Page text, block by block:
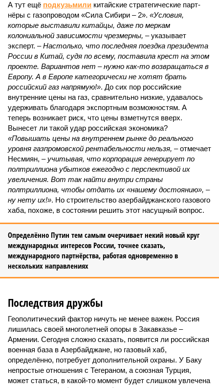
А тут ещё подкузьмили китайские стратегические парт­
нёры с газопроводом «Сила Сибири – 2». «Условия,
которые выставили китайцы, даже по меркам
колониальной зависимости чрезмерны, – указывает
эксперт. –Настолько, что последняя поездка президента
России в Китай, судя по всему, поставила крест на этом
проекте. Вариантов нет – нужно как-то возвращаться в
Европу. А в Европе категорически не хотят брать
российский газ напрямую!». До сих пор российские
внутренние цены на газ, сравнительно низкие, удавалось
удерживать благодаря экспортным возможностям. А
теперь возникает риск, что цены взметнутся вверх.
Вынесет ли такой удар российская экономика?
«Повышать цены на внутреннем рынке до реального
уровня газпромовской рентабельности нельзя, – отмечает
Несмиян, –учитывая, что корпорация генерирует по
полтриллиона убытков ежегодно с перспективой их
увеличения. Вот так найти внутри страны
полтриллиона, чтобы отдать их «нашему достоянию», –
ну нету их!». Но строительство азербайджанского газового
хаба, похоже, в состоянии решить этот насущный вопрос.
Определённо Путин тем самым очерчивает некий новый круг
международных интересов России, точнее сказать,
международного партнёрства, работая одновременно в
нескольких направлениях
Последствия дружбы
Геополитический фактор ничуть не менее важен. Россия
лишилась своей многолетней опоры в Закавказье –
Армении. Сегодня сложно сказать, появится ли российская
военная база в Азербайджане, но газовый хаб,
определённо, потребует дополнительной охраны. У Баку
непростые отношения с Тегераном, а союзная Турция,
может статься, в какой-то момент будет слишком увлечена